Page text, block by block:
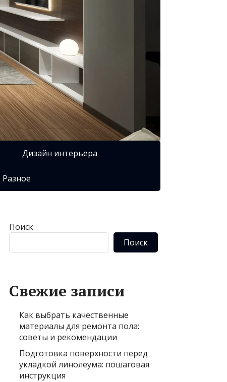
Дизайн интерьера
Разное
Поиск
Поиск
Свежие записи
Как выбрать качественные
материалы для ремонта пола:
советы и рекомендации
Подготовка поверхности перед
укладкой линолеума: пошаговая
инструкция